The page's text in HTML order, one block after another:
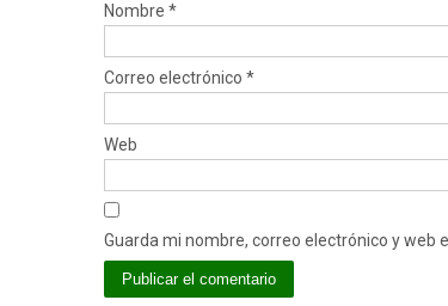
Nombre *
Correo electrónico *
Web
Guarda mi nombre, correo electrónico y web